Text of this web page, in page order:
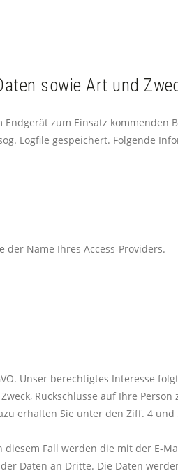
sowie Art und
zum Einsatz kommenden
Logfile gespeichert. Folgende
Name Ihres Access-Providers.
Unser berechtigtes Interesse
Rückschlüsse auf Ihre
erhalten Sie unter den Ziff. 4
Fall werden die mit der E-
Daten an Dritte. Die Daten